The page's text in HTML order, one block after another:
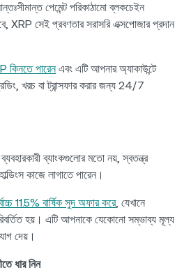
পেমেন্ট পরিকাঠামো ব্লকচেইন
XRP সেই প্রবণতার সরাসরি এক্সপোজার প্রদান
কিনতে পারেনএবং এটি আপনার অ্যাকাউন্টে
খরচ বা ট্রান্সফার করার জন্য 24/7
ব্যাংকগুলোর মতো নয়, স্বতন্ত্র
কাজে লাগাতে পারেন।
11.5% বার্ষিক সুদ অফার করে, যেখানে
হয়। এটি আপনাকে যেকোনো সম্ভাব্য মূল্য
দেয়।
ধার নিন